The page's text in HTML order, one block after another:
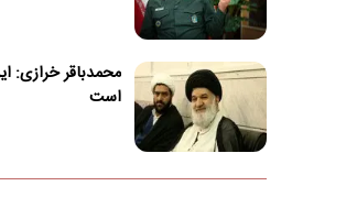
محمدباقر خرازی:
است